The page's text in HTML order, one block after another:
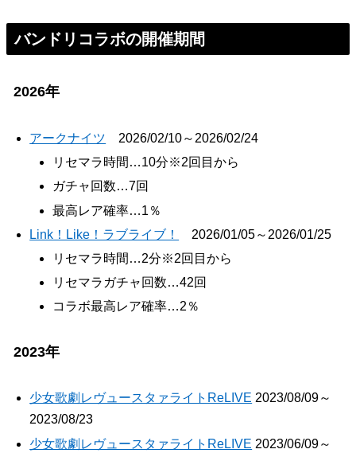
バンドリコラボの開催期間
2026年
アークナイツ 2026/02/10～2026/02/24
リセマラ時間…10分※2回目から
ガチャ回数…7回
最高レア確率…1％
Link！Like！ラブライブ！
2026/01/05～2026/01/25
リセマラ時間…2分※2回目から
リセマラガチャ回数…42回
コラボ最高レア確率…2％
2023年
少女歌劇レヴュースタァライトReLIVE 2023/08/09～
2023/08/23
少女歌劇レヴュースタァライトReLIVE 2023/06/09～